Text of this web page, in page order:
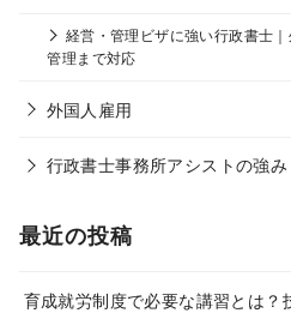
経営・管理ビザに強い行政書士
管理まで対応
外国人雇用
行政書士事務所アシストの強み
最近の投稿
育成就労制度で必要な講習とは？